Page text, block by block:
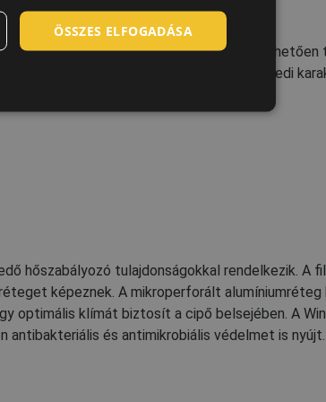
Különleges cserzési eljárásának
amelyek kiemelik minden darab egyedi
hőszabályozó tulajdonságokkal rendelkezik. A
képeznek. A mikroperforált alumíniumréteg
optimális klímát biztosít a cipő belsejében. A
és antimikrobiális védelmet is nyújt.
SLOVAK
ÖSSZES ELFOGADÁSA